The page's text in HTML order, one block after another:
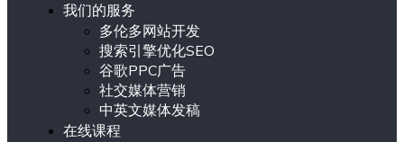
我们的服务
多伦多网站开发
搜索引擎优化SEO
谷歌PPC广告
社交媒体营销
中英文媒体发稿
在线课程